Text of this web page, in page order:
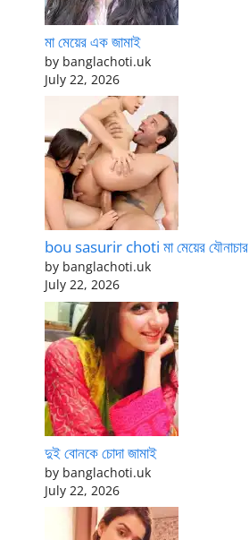
মা মেয়ের এক জামাই
by banglachoti.uk
July 22, 2026
bou sasurir choti মা মেয়ের যৌনাচার
by banglachoti.uk
July 22, 2026
দুই বোনকে চোদা জামাই
by banglachoti.uk
July 22, 2026